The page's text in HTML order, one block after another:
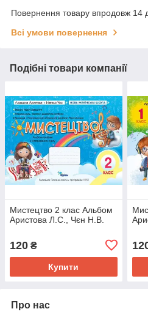
Повернення товару впродовж 14
Всі умови повернення
Подібні товари компанії
Мистецтво 2 клас Альбом
Аристова Л.С., Чєн Н.В.
120 ₴
Купити
Про нас